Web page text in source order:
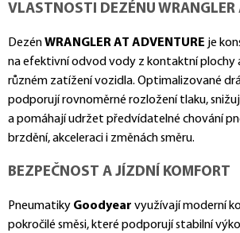
VLASTNOSTI DEZÉNU WRANGLER
DezénWRANGLER AT ADVENTURE je
na efektivní odvod vody z kontaktní plochy
různém zatížení vozidla. Optimalizované
podporují rovnoměrné rozložení tlaku,
a pomáhají udržet předvídatelné chování
brzdění, akceleraci i změnách směru.
BEZPEČNOST A JÍZDNÍ KOMFORT
Pneumatiky Goodyear využívají moderní
pokročilé směsi, které podporují stabilní